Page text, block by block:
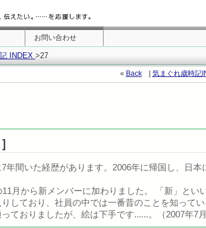
お問い合わせ
INDEX >27
« Back| 気まぐれ歳時記
年間いた経歴があります。2006年に帰国し、日
11月から新メンバーに加わりました。 「新」とい
りしており、社員の中では一番昔のことを知って
ておりましたが、絵は下手です......。（2007年7月